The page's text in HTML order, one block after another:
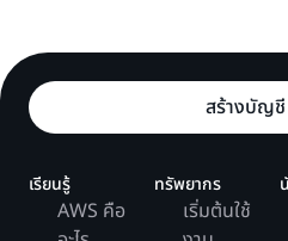
สร้างบัญชี
เรียนรู้
AWS คือ
ทรัพยากร
เริ่มต้นใช้